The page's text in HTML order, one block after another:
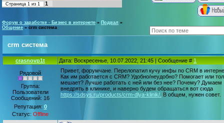
Страница 1 из 1 1
Форум о заработке - Бизнес в интернете » Подвал »
Общение » crm система
crm система
crasnovp1t Дата: Воскресенье, 10.07.2022, 21:45 | Сообщение # 1
Рядовой
Группа:
Пользователи
Сообщений: 16
Репутация: 0
Статус: Offline
Привет, форумчане. Перелопатил кучу инфы по CRM в
Как им работается с CRM? Удобно/неудобно? Помогает или
мешает? Лучше работать с ней или без нее? Почему? Думаем
внедрять в клинике, и наверно будем обращаться вот сюда
https://sdsys.ru/products/crm-dlya-klinik/. В общем, нужен совет.